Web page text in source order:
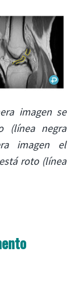
imagen se
(línea negra
imagen el
roto (línea